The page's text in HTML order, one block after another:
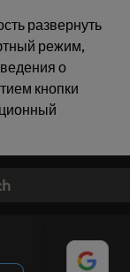
развернуть
режим,
о
кнопки